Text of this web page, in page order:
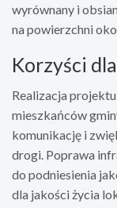
wyrównany i
na powierzchni
Korzyści
Realizacja
mieszkańców
komunikację i
drogi. Poprawa
do podniesienia
dla jakości życia